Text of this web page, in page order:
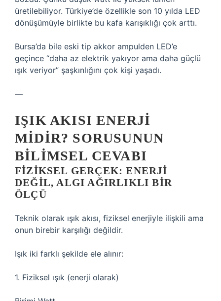
üretilebiliyor. Türkiye’de özellikle son 10 yılda LED
dönüşümüyle birlikte bu kafa karışıklığı çok arttı.
Bursa’da bile eski tip akkor ampulden LED’e
geçince “daha az elektrik yakıyor ama daha güçlü
ışık veriyor” şaşkınlığını çok kişi yaşadı.
—
IŞIK AKISI ENERJI
MIDIR? SORUSUNUN
BILIMSEL CEVABI
FIZIKSEL GERÇEK: ENERJI
DEĞIL, ALGI AĞIRLIKLI BIR
ÖLÇÜ
Teknik olarak ışık akısı, fiziksel enerjiyle ilişkili ama
onun birebir karşılığı değildir.
Işık iki farklı şekilde ele alınır:
1. Fiziksel ışık (enerji olarak)